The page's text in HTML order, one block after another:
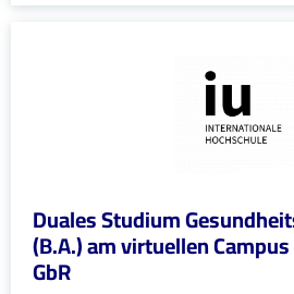
Duales Studium
(B.A.) am virtuellen
GbR